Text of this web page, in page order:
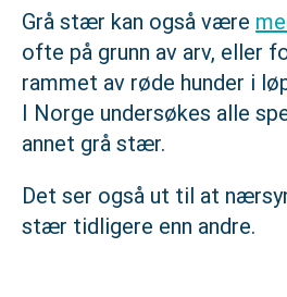
Grå stær kan også være
ofte på grunn av arv, eller
rammet av røde hunder i
I Norge undersøkes alle
annet grå stær.
Det ser også ut til at
stær tidligere enn andre.